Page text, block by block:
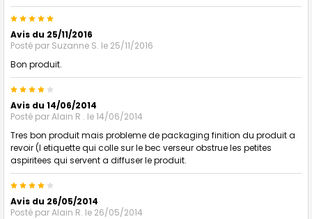
5
Avis du 25/11/2016
Posté par Suzanne S. le 25/11/2016
Bon produit.
Avis du 14/06/2014
Posté parAlain R . le 14/06/2014
Tres bon produit mais probleme de packaging finition du produit a
revoir (l etiquette qui colle sur le bec verseur obstrue les petites
aspiritees qui servent a diffuser le produit.
Avis du 26/05/2014
Posté parAlain R. le 26/05/2014